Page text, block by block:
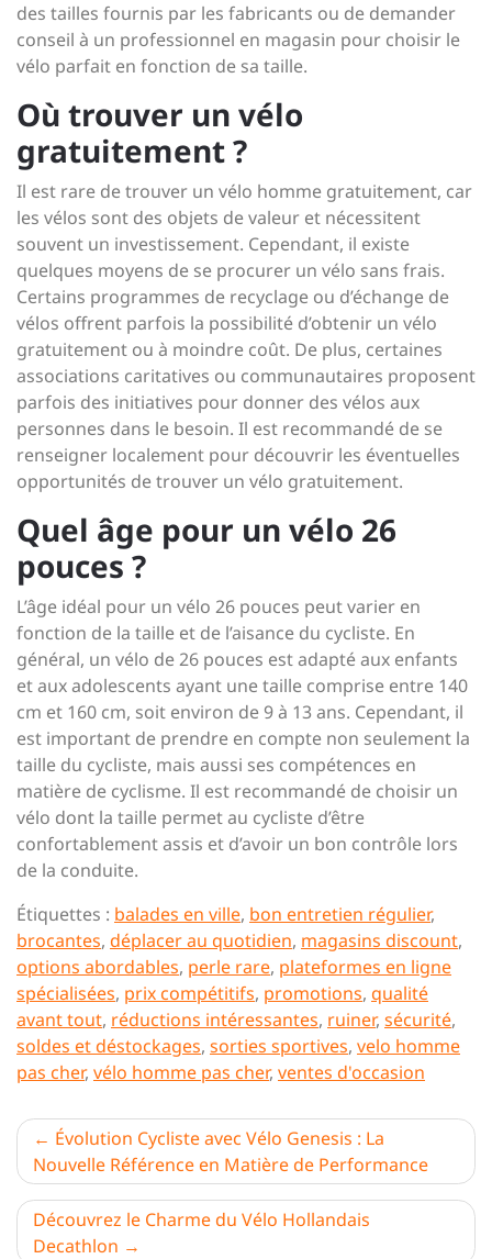
des tailles fournis par les fabricants ou de demander
conseil à un professionnel en magasin pour choisir le
vélo parfait en fonction de sa taille.
Où trouver un vélo
gratuitement ?
Il est rare de trouver un vélo homme gratuitement, car
les vélos sont des objets de valeur et nécessitent
souvent un investissement. Cependant, il existe
quelques moyens de se procurer un vélo sans frais.
Certains programmes de recyclage ou d’échange de
vélos offrent parfois la possibilité d’obtenir un vélo
gratuitement ou à moindre coût. De plus, certaines
associations caritatives ou communautaires proposent
parfois des initiatives pour donner des vélos aux
personnes dans le besoin. Il est recommandé de se
renseigner localement pour découvrir les éventuelles
opportunités de trouver un vélo gratuitement.
Quel âge pour un vélo 26
pouces ?
L’âge idéal pour un vélo 26 pouces peut varier en
fonction de la taille et de l’aisance du cycliste. En
général, un vélo de 26 pouces est adapté aux enfants
et aux adolescents ayant une taille comprise entre 140
cm et 160 cm, soit environ de 9 à 13 ans. Cependant, il
est important de prendre en compte non seulement la
taille du cycliste, mais aussi ses compétences en
matière de cyclisme. Il est recommandé de choisir un
vélo dont la taille permet au cycliste d’être
confortablement assis et d’avoir un bon contrôle lors
de la conduite.
Étiquettes : balades en ville, bon entretien régulier,
brocantes, déplacer au quotidien, magasins discount,
options abordables, perle rare, plateformes en ligne
spécialisées, prix compétitifs, promotions, qualité
avant tout, réductions intéressantes, ruiner, sécurité,
soldes et déstockages, sorties sportives, velo homme
pas cher, vélo homme pas cher, ventes d'occasion
Navigation
de
l’article
Évolution Cycliste avec Vélo Genesis : La
Nouvelle Référence en Matière de Performance
Découvrez le Charme du Vélo Hollandais
Decathlon